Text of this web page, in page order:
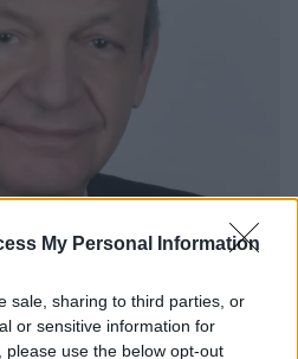
My Personal Information
sale, sharing to third parties, or
or sensitive information for
use the below opt-out
του Ντίνου
επίτιμος δικηγόρος.